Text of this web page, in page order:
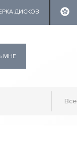
ДИСКОВ
МНЕ